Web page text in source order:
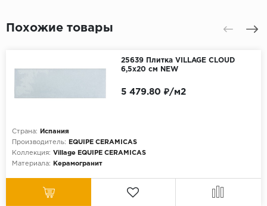
Похожие товары
25639 Плитка VILLAGE CLOUD
6,5x20 см NEW
Страна:
Испания
Производитель:
EQUIPE CERAMICAS
Коллекция: Village EQUIPE CERAMICAS
Материала:
Керамогранит
5 479.80 ₽/м2